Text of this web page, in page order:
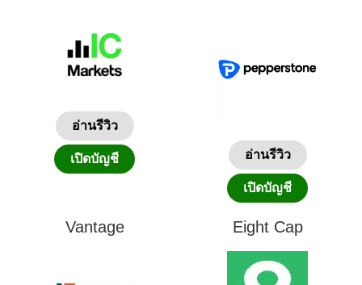
อ่านรีวิว
เปิดบัญชี อ่านรีวิว
เปิดบัญชี
Vantage Eight Cap